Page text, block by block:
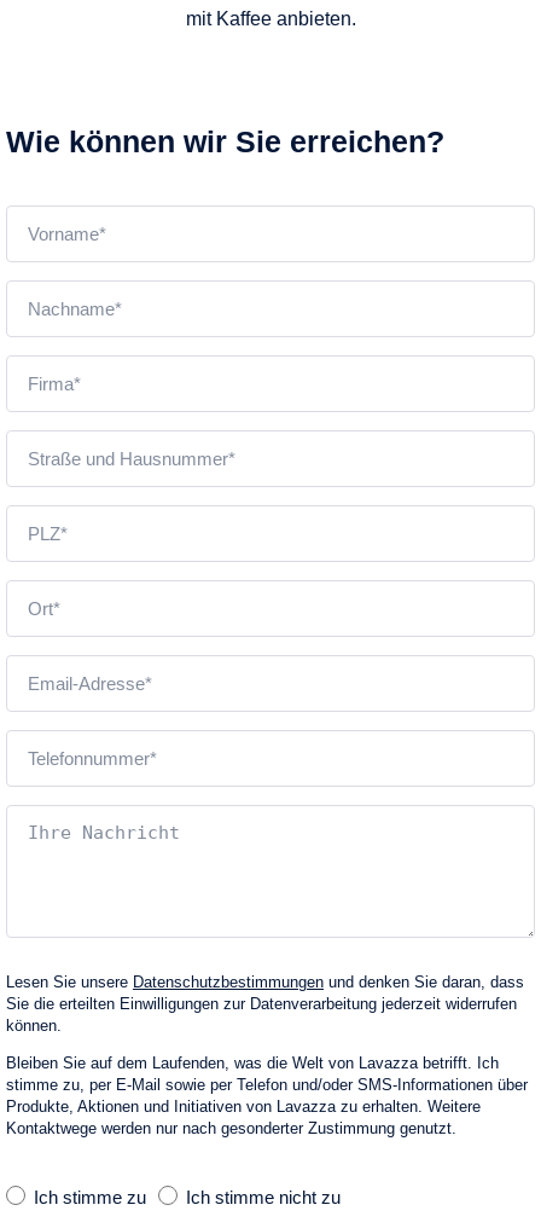
mit Kaffee anbieten.
Wie können wir Sie erreichen?
Lesen Sie unsere Datenschutzbestimmungen und denken Sie daran, dass
Sie die erteilten Einwilligungen zur Datenverarbeitung jederzeit widerrufen
können.
Bleiben Sie auf dem Laufenden, was die Welt von Lavazza betrifft. Ich
stimme zu, per E‑Mail sowie per Telefon und/oder SMS-Informationen über
Produkte, Aktionen und Initiativen von Lavazza zu erhalten. Weitere
Kontaktwege werden nur nach gesonderter Zustimmung genutzt.
Ich stimme zu Ich stimme nicht zu